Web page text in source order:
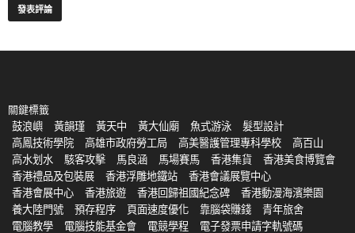
關鍵標籤
鼓浪嶼
黃韻瑾 黃天中 黃大仙廟 魚式游泳
髮型設計
高鳳技術學院
高雄市政府勞工局 高美醫護管理專科學校
高百山
高水划水
駭客攻擊 馬良涵 馬場賽馬 香港集貨
香港美食博覽會
香港禮品及包裝展
香港浮雕地鐵站
香港會議展覽中心
香港會展中心
香港旅遊 香港回歸祖國紀念碑
香港動漫海濱樂園
養大陸門號
預存程序 頁面速度優化 靠腦袋賺錢
青年旅舍
電腦教學
電腦技能基金會 電競學程
電子發票申請字軌號碼